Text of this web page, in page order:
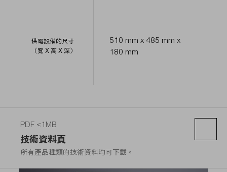
供電設備的尺寸
（寬 X 高 X 深）
510 mm x 485 mm x
180 mm
PDF <1MB
技術資料頁
所有產品種類的技術資料均可下載。